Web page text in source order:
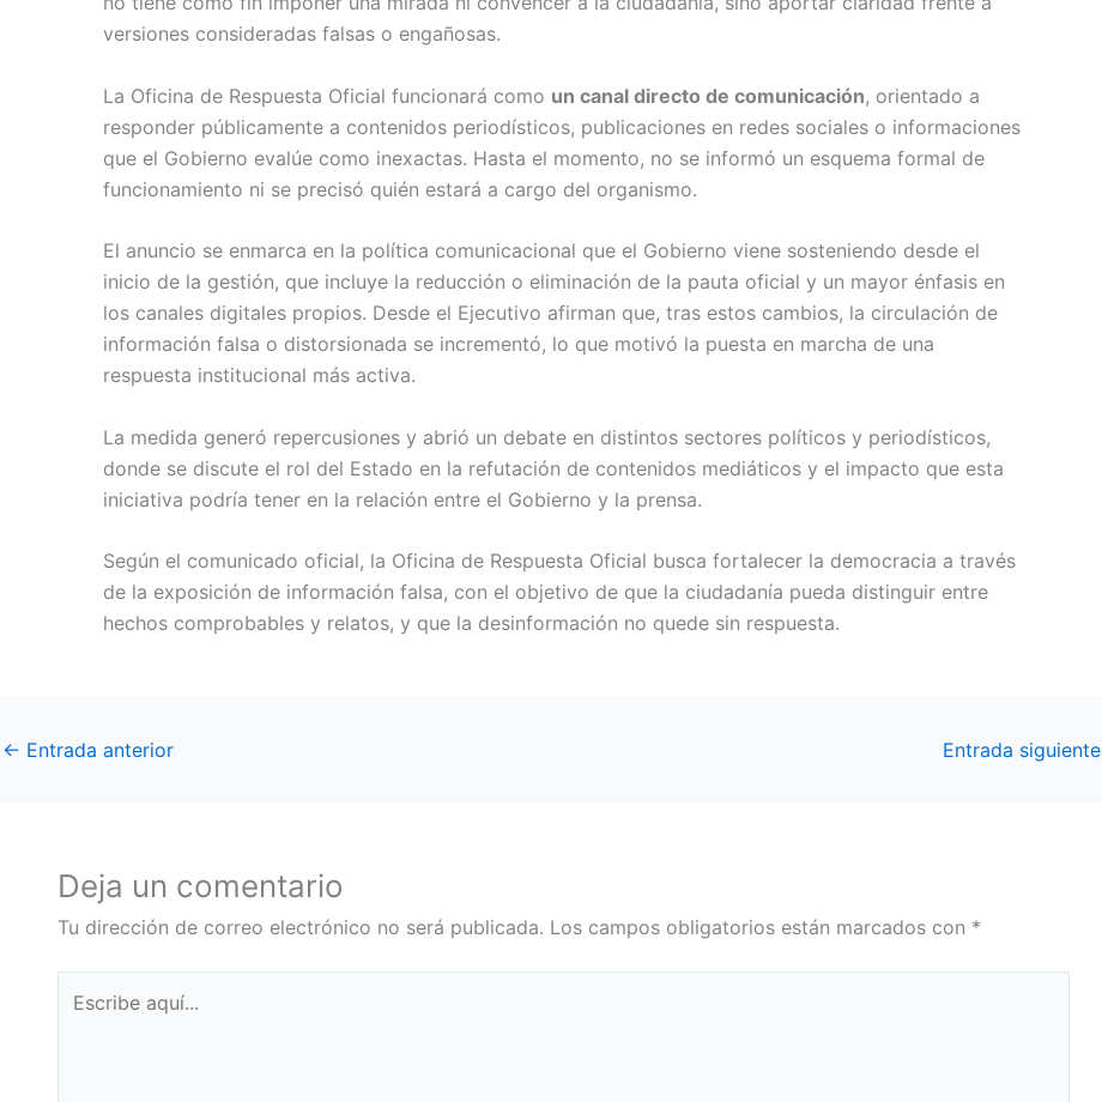
versiones consideradas falsas o engañosas.
La Oficina de Respuesta Oficial funcionará como un canal directo de comunicación, orientado a
responder públicamente a contenidos periodísticos, publicaciones en redes sociales o informaciones
que el Gobierno evalúe como inexactas. Hasta el momento, no se informó un esquema formal de
funcionamiento ni se precisó quién estará a cargo del organismo.
El anuncio se enmarca en la política comunicacional que el Gobierno viene sosteniendo desde el
inicio de la gestión, que incluye la reducción o eliminación de la pauta oficial y un mayor énfasis en
los canales digitales propios. Desde el Ejecutivo afirman que, tras estos cambios, la circulación de
información falsa o distorsionada se incrementó, lo que motivó la puesta en marcha de una
respuesta institucional más activa.
La medida generó repercusiones y abrió un debate en distintos sectores políticos y periodísticos,
donde se discute el rol del Estado en la refutación de contenidos mediáticos y el impacto que esta
iniciativa podría tener en la relación entre el Gobierno y la prensa.
Según el comunicado oficial, la Oficina de Respuesta Oficial busca fortalecer la democracia a través
de la exposición de información falsa, con el objetivo de que la ciudadanía pueda distinguir entre
hechos comprobables y relatos, y que la desinformación no quede sin respuesta.
← Entrada anterior Entrada siguiente
Deja un comentario
Tu dirección de correo electrónico no será publicada. Los campos obligatorios están marcados con *
aquí...